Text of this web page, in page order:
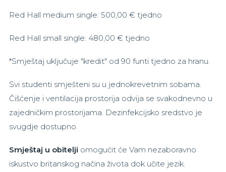
Red Hall medium single: 500,00 € tjedno
Red Hall small single: 480,00 € tjedno
*Smještaj uključuje "kredit" od 90 funti tjedno za hranu.
Svi studenti smješteni su u jednokrevetnim sobama.
Čišćenje i ventilacija prostorija odvija se svakodnevno u
zajedničkim prostorijama. Dezinfekcijsko sredstvo je
svugdje dostupno.
Smještaj u obitelji omogućit će Vam nezaboravno
iskustvo britanskog načina života dok učite jezik.